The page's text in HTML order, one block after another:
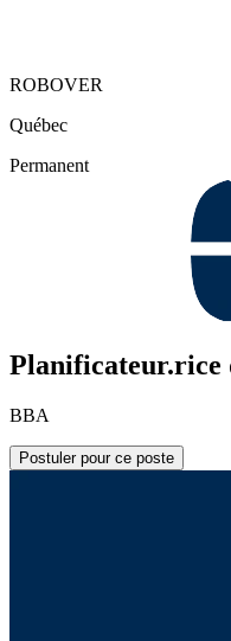
ROBOVER
Québec
Permanent
Planificateur.rice
BBA
Postuler pour ce poste